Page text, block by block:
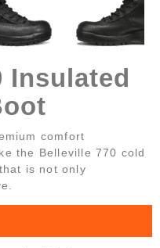
Insulated
comfort
the Belleville 770 cold
is not only